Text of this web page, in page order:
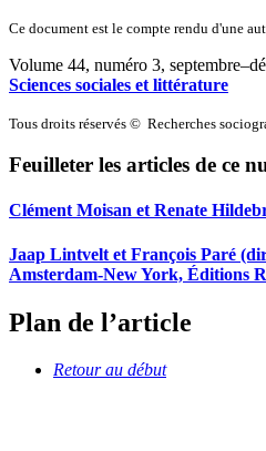
Ce document est le compte rendu d'une
Volume 44, numéro 3,
Sciences sociales et littérature
Tous droits réservés © Recherches
Feuilleter les articles de ce
ClémentMoisan et Renate
Jaap Lintvelt et François Paré
Amsterdam-New York, Éditions
Plan de l’article
Retour au début